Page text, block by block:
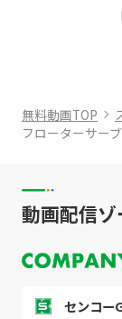
無料動画TOP
フローターサー
動画配信
センコー